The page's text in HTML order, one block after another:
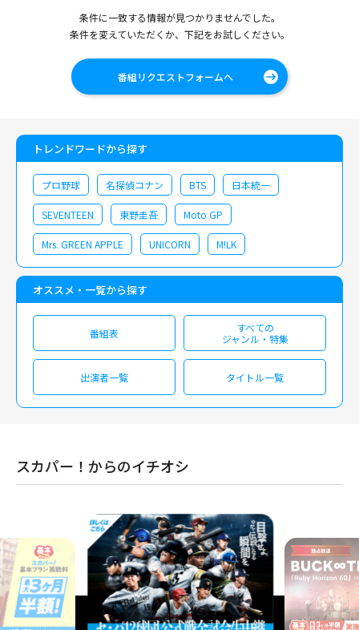
条件に一致する情報が見つかりませんでした。
条件を変えていただくか、下記をお試しください。
番組リクエストフォームへ
トレンドワードから探す
プロ野球 名探偵コナン BTS 日本統一
SEVENTEEN 東野圭吾 Moto GP
Mrs. GREEN APPLE UNICORN M!LK
オススメ・一覧から探す
番組表
すべての
ジャンル・特集
出演者一覧 タイトル一覧
スカパー！からのイチオシ